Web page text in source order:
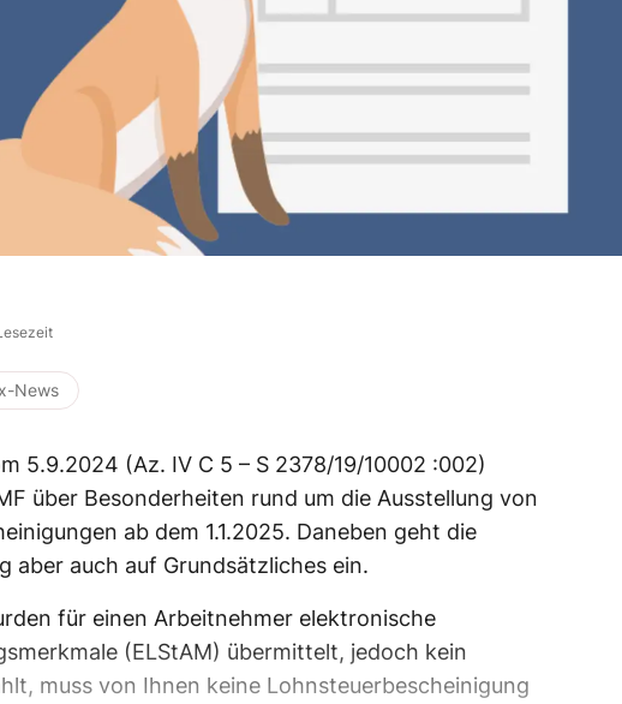
News
5.9.2024 (Az. IV C 5 – S 2378/19/10002 :002)
über Besonderheiten rund um die Ausstellung von
ab dem 1.1.2025. Daneben geht die
aber auch auf Grundsätzliches ein.
für einen Arbeitnehmer elektronische
(ELStAM) übermittelt, jedoch kein
muss von Ihnen keine Lohnsteuerbescheinigung